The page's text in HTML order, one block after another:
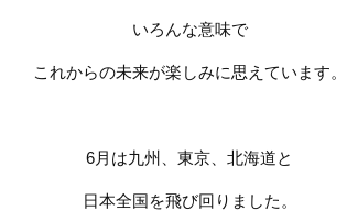
いろんな意味で
これからの未来が楽しみに思えています。
6月は九州、東京、北海道と
日本全国を飛び回りました。